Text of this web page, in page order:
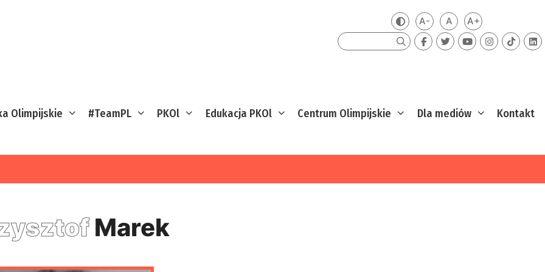
Zmień kontrast
A-Mniejsza czcionka
ADomyślna czcionka
A+Większa
Szukaj
Olimpijskie #TeamPL PKOl Edukacja PKOl Centrum Olimpijskie Dla mediów Kontakt
Marek